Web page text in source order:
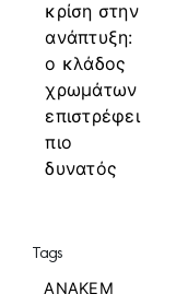
κρίση στην
ανάπτυξη:
ο κλάδος
χρωμάτων
επιστρέφει
πιο
δυνατός
Tags
ANAKEM